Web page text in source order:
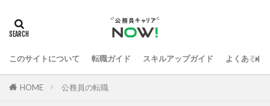
このサイトについて 転職ガイド スキルアップガイド よくある質
HOME 公務員の転職